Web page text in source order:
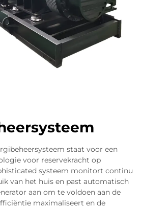
staat voor een
voor reservekracht op
systeem monitort continu
van het huis en past automatisch
aan om te voldoen aan de
maximaliseert en de